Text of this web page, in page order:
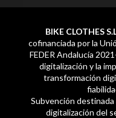
BIKE CLOTHES
cofinanciada por la
FEDER Andalucía
digitalización y la
transformación
Subvención
digitalización del